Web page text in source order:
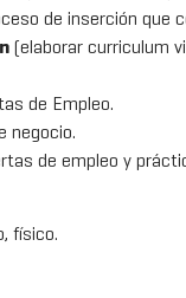
de inserción que
(elaborar curriculum
de Empleo.
negocio.
de empleo y
físico.